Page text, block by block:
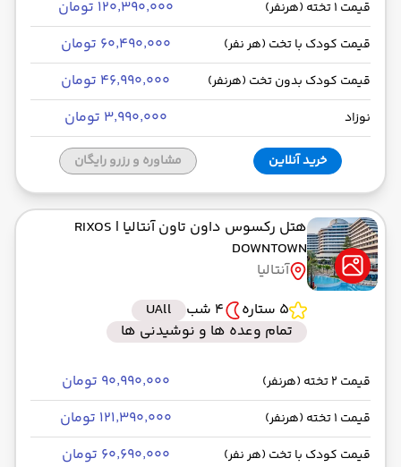
قیمت 1 تخته (هرنفر) ۱۲۰٬۳۹۰٬۰۰۰ تومان
قیمت کودک با تخت (هر نفر) ۶۰٬۴۹۰٬۰۰۰ تومان
قیمت کودک بدون تخت (هرنفر) ۴۶٬۹۹۰٬۰۰۰ تومان
نوزاد ۳٬۹۹۰٬۰۰۰ تومان
خرید آنلاین مشاوره و رزرو رایگان
هتل رکسوس داون تاون آنتالیا | RIXOS
DOWNTOWN
آنتالیا
5 ستاره
4 شب
UAll
تمام وعده ها و نوشیدنی ها
قیمت 2 تخته (هرنفر) ۹۰٬۹۹۰٬۰۰۰ تومان
قیمت 1 تخته (هرنفر) ۱۲۱٬۳۹۰٬۰۰۰ تومان
قیمت کودک با تخت (هر نفر) ۶۰٬۶۹۰٬۰۰۰ تومان